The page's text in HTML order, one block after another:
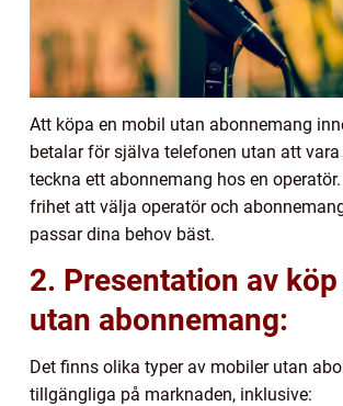
Att köpa en mobil utan abonnemang
betalar för själva telefonen utan att
teckna ett abonnemang hos en
frihet att välja operatör och
passar dina behov bäst.
2. Presentation av
utan abonnemang:
Det finns olika typer av mobiler utan
tillgängliga på marknaden, inklusive: